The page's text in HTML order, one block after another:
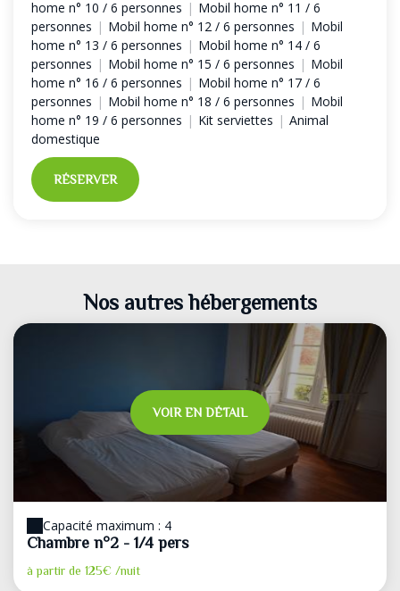
home n° 10 / 6 personnes | Mobil home n° 11 / 6
personnes | Mobil home n° 12 / 6 personnes | Mobil
home n° 13 / 6 personnes | Mobil home n° 14 / 6
personnes | Mobil home n° 15 / 6 personnes | Mobil
home n° 16 / 6 personnes | Mobil home n° 17 / 6
personnes | Mobil home n° 18 / 6 personnes | Mobil
home n° 19 / 6 personnes | Kit serviettes | Animal
domestique
RÉSERVER
Nos autres hébergements
VOIR EN DÉTAIL
Capacité maximum : 4
Chambre n°2 - 1/4 pers
à partir de 125€ /nuit